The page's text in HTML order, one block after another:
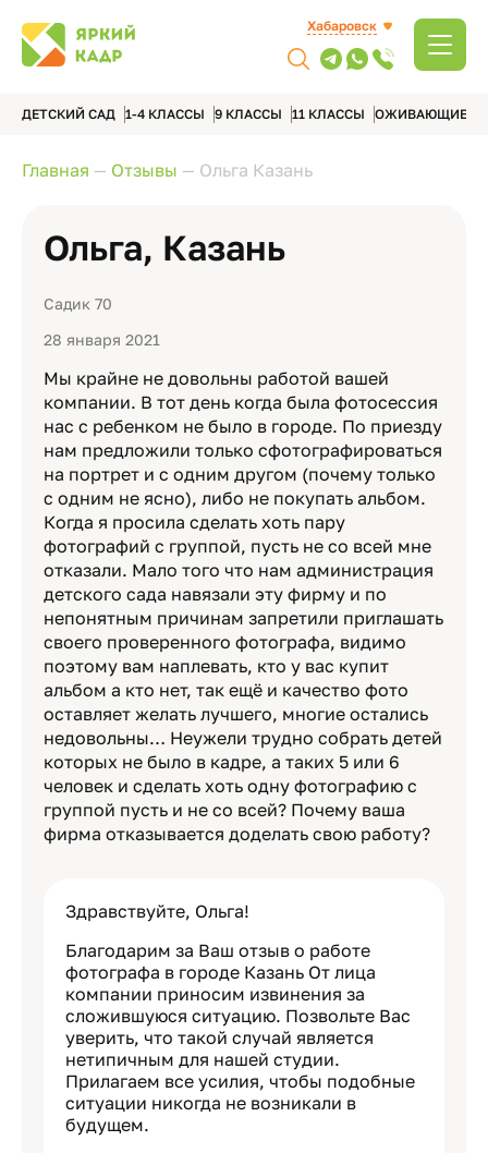
Хабаровск
ДЕТСКИЙ САД 1-4 КЛАССЫ 9 КЛАССЫ 11 КЛАССЫ ОЖИВАЮЩИЕ
Главная — Отзывы — Ольга Казань
Ольга, Казань
Садик 70
28 января 2021
Мы крайне не довольны работой вашей
компании. В тот день когда была фотосессия
нас с ребенком не было в городе. По приезду
нам предложили только сфотографироваться
на портрет и с одним другом (почему только
с одним не ясно), либо не покупать альбом.
Когда я просила сделать хоть пару
фотографий с группой, пусть не со всей мне
отказали. Мало того что нам администрация
детского сада навязали эту фирму и по
непонятным причинам запретили приглашать
своего проверенного фотографа, видимо
поэтому вам наплевать, кто у вас купит
альбом а кто нет, так ещё и качество фото
оставляет желать лучшего, многие остались
недовольны… Неужели трудно собрать детей
которых не было в кадре, а таких 5 или 6
человек и сделать хоть одну фотографию с
группой пусть и не со всей? Почему ваша
фирма отказывается доделать свою работу?
Здравствуйте, Ольга!
Благодарим за Ваш отзыв о работе
фотографа в городе Казань От лица
компании приносим извинения за
сложившуюся ситуацию. Позвольте Вас
уверить, что такой случай является
нетипичным для нашей студии.
Прилагаем все усилия, чтобы подобные
ситуации никогда не возникали в
будущем.